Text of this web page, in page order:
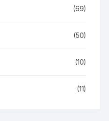
(69)
(50)
(10)
(11)